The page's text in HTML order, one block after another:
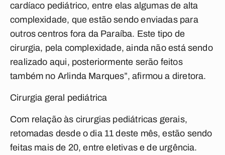
cardíaco pediátrico, entre elas algumas de alta
complexidade, que estão sendo enviadas para
outros centros fora da Paraíba. Este tipo de
cirurgia, pela complexidade, ainda não está sendo
realizado aqui, posteriormente serão feitos
também no Arlinda Marques”, afirmou a diretora.
Cirurgia geral pediátrica
Com relação às cirurgias pediátricas gerais,
retomadas desde o dia 11 deste mês, estão sendo
feitas mais de 20, entre eletivas e de urgência.